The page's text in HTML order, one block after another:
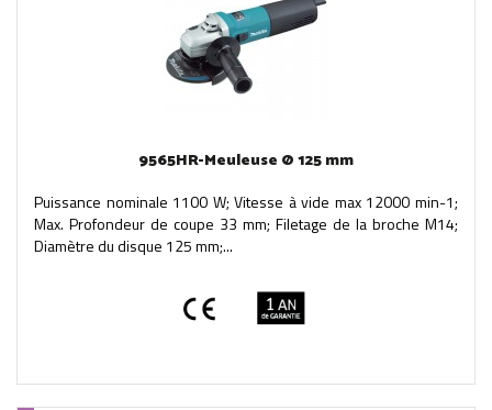
9565HR-Meuleuse Ø 125 mm
Puissance nominale 1100 W; Vitesse à vide max 12000 min-1;
Max. Profondeur de coupe 33 mm; Filetage de la broche M14;
Diamètre du disque 125 mm;...